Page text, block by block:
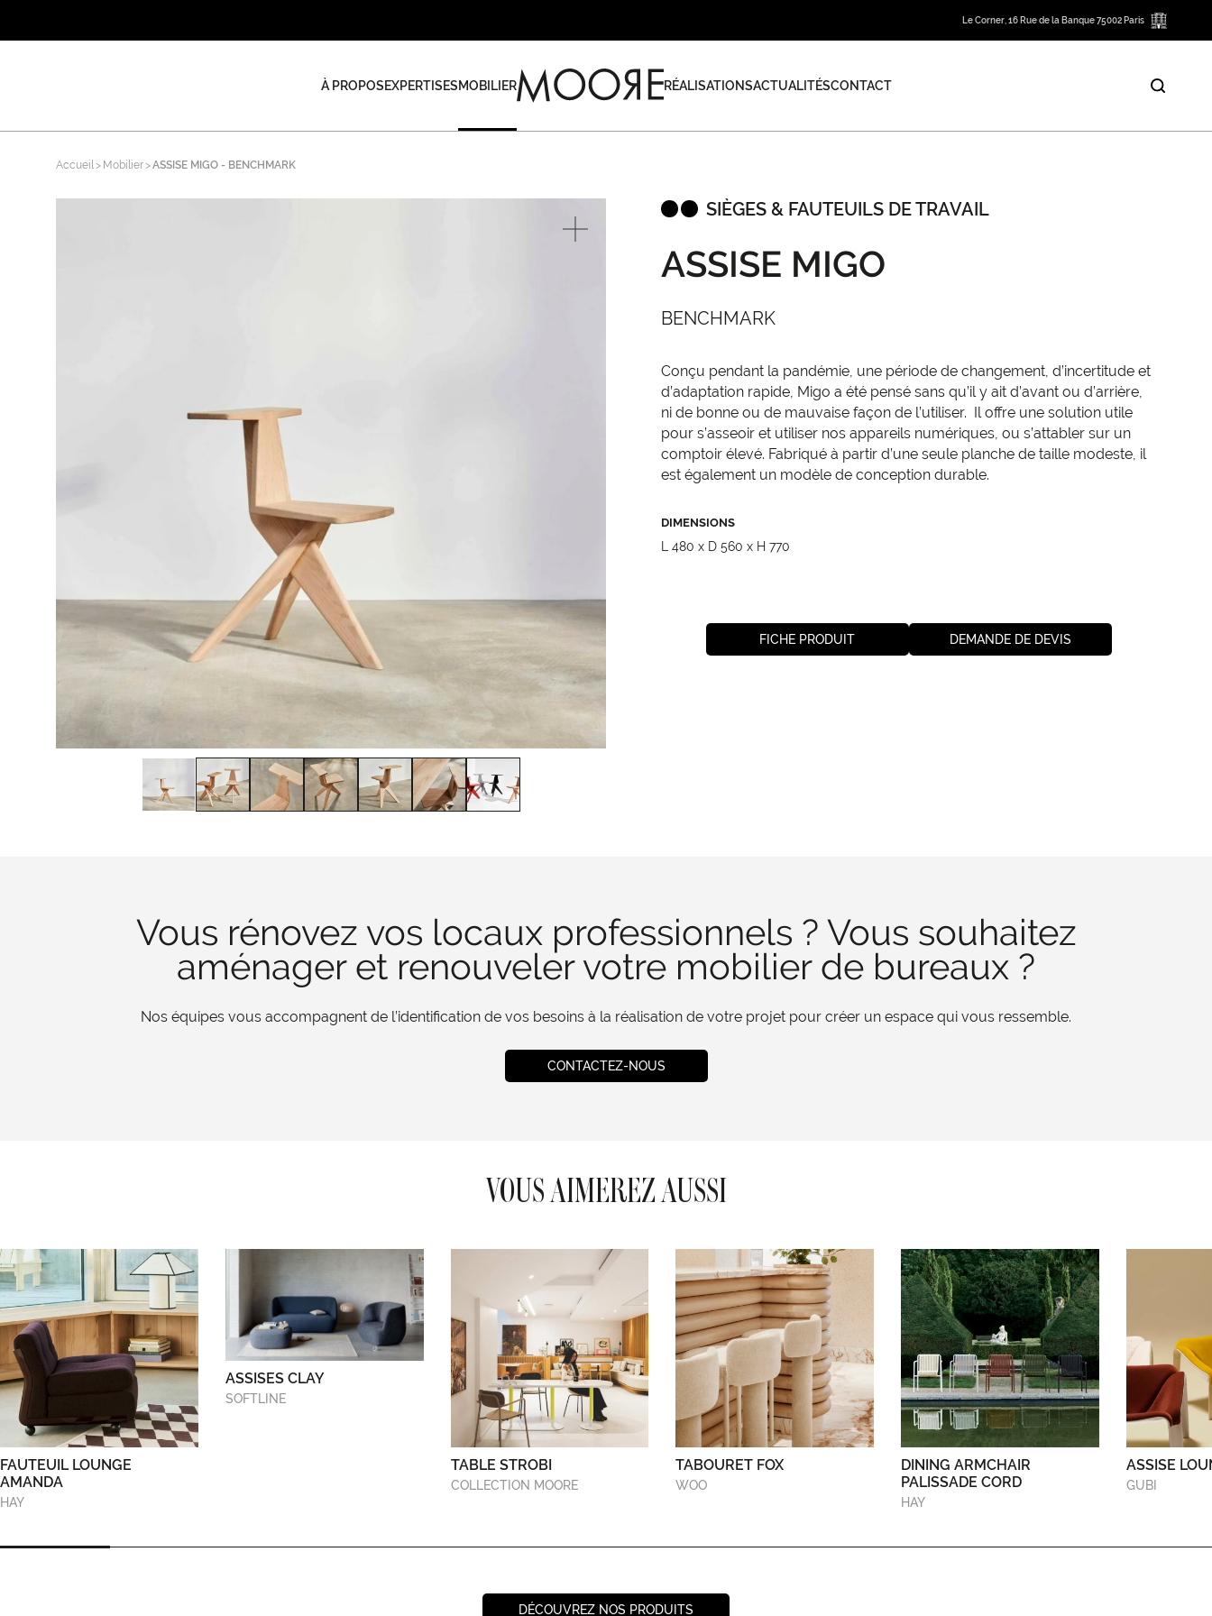
Le Corner, 16 Rue de la Banque 75002 Paris
À PROPOSEXPERTISESMOBILIER RÉALISATIONSACTUALITÉSCONTACT
Accueil Mobilier ASSISE MIGO - BENCHMARK
SIÈGES & FAUTEUILS DE TRAVAIL
ASSISE MIGO
BENCHMARK
Conçu pendant la pandémie, une période de changement, d’incertitude et
d’adaptation rapide, Migo a été pensé sans qu’il y ait d’avant ou d’arrière,
ni de bonne ou de mauvaise façon de l’utiliser. Il offre une solution utile
pour s’asseoir et utiliser nos appareils numériques, ou s’attabler sur un
comptoir élevé. Fabriqué à partir d’une seule planche de taille modeste, il
est également un modèle de conception durable.
DIMENSIONS
L 480 x D 560 x H 770
FICHE PRODUIT DEMANDE DE DEVIS
Vous rénovez vos locaux professionnels ? Vous souhaitez
aménager et renouveler votre mobilier de bureaux ?
Nos équipes vous accompagnent de l’identification de vos besoins à la réalisation de votre projet pour créer un espace qui vous ressemble.
CONTACTEZ-NOUS
VOUS AIMEREZ AUSSI
FAUTEUIL LOUNGE
AMANDA
HAY
ASSISES CLAY
SOFTLINE
TABLE STROBI
COLLECTION MOORE
TABOURET FOX
WOO
DINING ARMCHAIR
PALISSADE CORD
HAY
ASSISE
GUBI
DÉCOUVREZ NOS PRODUITS